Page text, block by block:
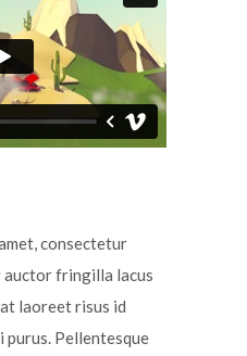
consectetur
fringilla lacus
laoreet risus id
purus. Pellentesque